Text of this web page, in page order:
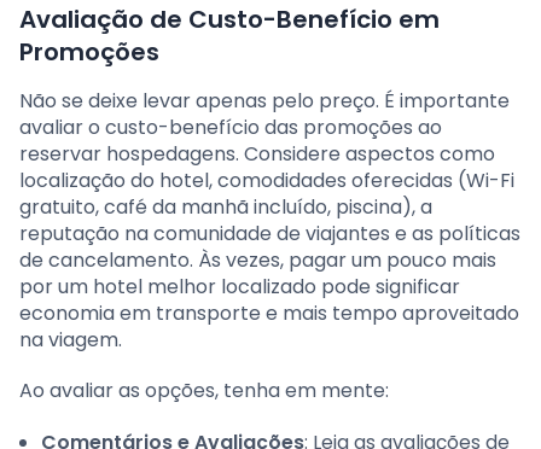
Avaliação de Custo-Benefício em
Promoções
Não se deixe levar apenas pelo preço. É importante
avaliar o custo-benefício das promoções ao
reservar hospedagens. Considere aspectos como
localização do hotel, comodidades oferecidas (Wi-Fi
gratuito, café da manhã incluído, piscina), a
reputação na comunidade de viajantes e as políticas
de cancelamento. Às vezes, pagar um pouco mais
por um hotel melhor localizado pode significar
economia em transporte e mais tempo aproveitado
na viagem.
Ao avaliar as opções, tenha em mente:
Comentários e Avaliações: Leia as avaliações de